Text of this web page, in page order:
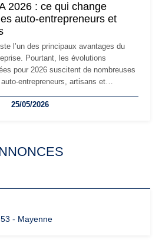
2026 : ce qui change
auto-entrepreneurs et
l’un des principaux avantages du
Pourtant, les évolutions
pour 2026 suscitent de nombreuses
entrepreneurs, artisans et
bascule vers la TVA : les règles
25/05/2026
- Mayenne